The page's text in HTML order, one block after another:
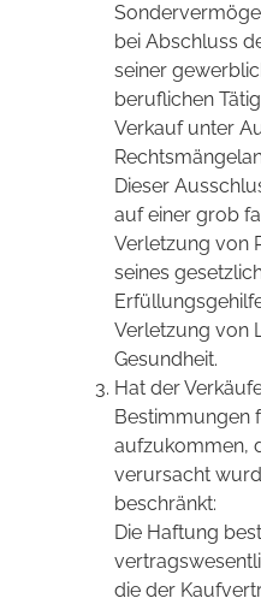
bei Abschluss
seiner
beruflichen
Verkauf unter
Dieser
auf einer grob
Verletzung von
seines
Verletzung von
Gesundheit.
Hat der
Bestimmungen
aufzukommen,
verursacht
beschränkt:
Die Haftung
die der